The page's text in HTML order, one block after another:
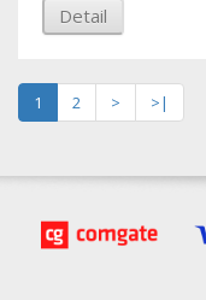
Detail
1 2 >
>|